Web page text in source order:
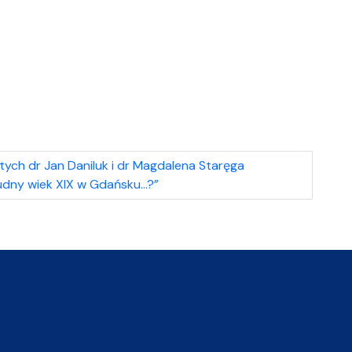
dr Jan Daniluk i dr Magdalena Staręga
wiek XIX w Gdańsku…?”